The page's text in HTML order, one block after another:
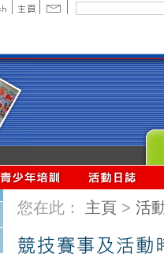
您在此： 主頁 > 活